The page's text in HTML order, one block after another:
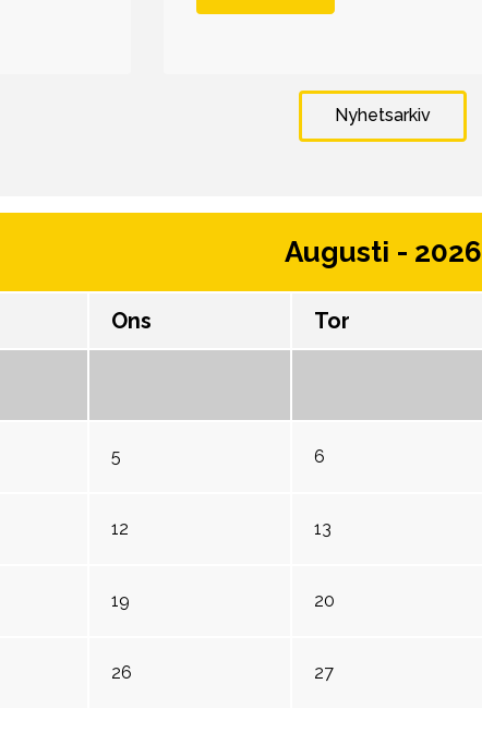
Nyhetsarkiv
Augusti - 2026
Ons Tor
5 6
12 13
19 20
26 27